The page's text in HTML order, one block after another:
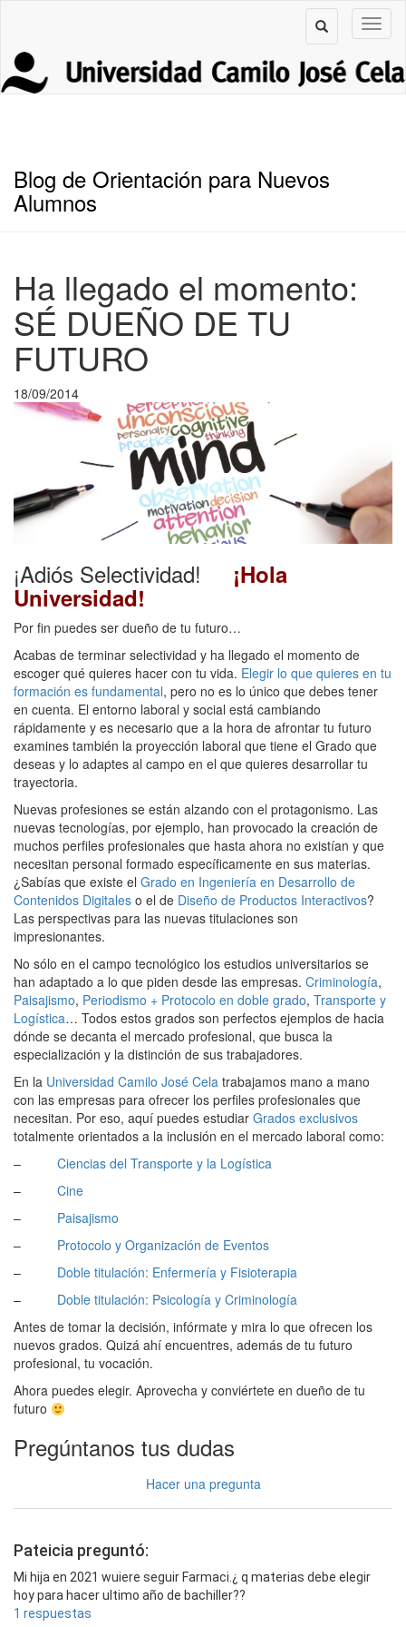
Blog de Orientación para Nuevos
Alumnos
Ha llegado el momento:
SÉ DUEÑO DE TU
FUTURO
18/09/2014
¡Adiós Selectividad! ¡Hola
Universidad!
Por fin puedes ser dueño de tu futuro…
Acabas de terminar selectividad y ha llegado el momento de
escoger qué quieres hacer con tu vida. Elegir lo que quieres en tu
formación es fundamental, pero no es lo único que debes tener
en cuenta. El entorno laboral y social está cambiando
rápidamente y es necesario que a la hora de afrontar tu futuro
examines también la proyección laboral que tiene el Grado que
deseas y lo adaptes al campo en el que quieres desarrollar tu
trayectoria.
Nuevas profesiones se están alzando con el protagonismo. Las
nuevas tecnologías, por ejemplo, han provocado la creación de
muchos perfiles profesionales que hasta ahora no existían y que
necesitan personal formado específicamente en sus materias.
¿Sabías que existe el Grado en Ingeniería en Desarrollo de
Contenidos Digitales o el de Diseño de Productos Interactivos?
Las perspectivas para las nuevas titulaciones son
impresionantes.
No sólo en el campo tecnológico los estudios universitarios se
han adaptado a lo que piden desde las empresas. Criminología,
Paisajismo, Periodismo + Protocolo en doble grado, Transporte y
Logística… Todos estos grados son perfectos ejemplos de hacia
dónde se decanta el mercado profesional, que busca la
especialización y la distinción de sus trabajadores.
En la Universidad Camilo José Cela trabajamos mano a mano
con las empresas para ofrecer los perfiles profesionales que
necesitan. Por eso, aquí puedes estudiar Grados exclusivos
totalmente orientados a la inclusión en el mercado laboral como:
– Ciencias del Transporte y la Logística
– Cine
– Paisajismo
– Protocolo y Organización de Eventos
– Doble titulación: Enfermería y Fisioterapia
– Doble titulación: Psicología y Criminología
Antes de tomar la decisión, infórmate y mira lo que ofrecen los
nuevos grados. Quizá ahí encuentres, además de tu futuro
profesional, tu vocación.
Ahora puedes elegir. Aprovecha y conviértete en dueño de tu
futuro
Pregúntanos tus dudas
Hacer una pregunta
Pateicia preguntó:
Mi hija en 2021 wuiere seguir Farmaci.¿ q materias debe elegir
hoy para hacer ultimo año de bachiller??
1 respuestas